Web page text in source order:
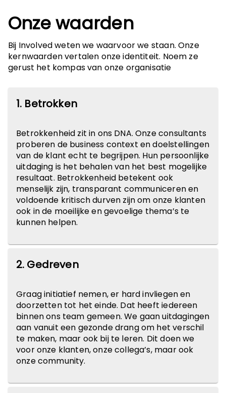
Onze waarden
Bij Involved weten we waarvoor we staan. Onze
kernwaarden vertalen onze identiteit. Noem ze
gerust het kompas van onze organisatie
1. Betrokken
Betrokkenheid zit in ons DNA. Onze consultants
proberen de business context en doelstellingen
van de klant echt te begrijpen. Hun persoonlijke
uitdaging is het behalen van het best mogelijke
resultaat. Betrokkenheid betekent ook
menselijk zijn, transparant communiceren en
voldoende kritisch durven zijn om onze klanten
ook in de moeilijke en gevoelige thema’s te
kunnen helpen.
2. Gedreven
Graag initiatief nemen, er hard invliegen en
doorzetten tot het einde. Dat heeft iedereen
binnen ons team gemeen. We gaan uitdagingen
aan vanuit een gezonde drang om het verschil
te maken, maar ook bij te leren. Dit doen we
voor onze klanten, onze collega’s, maar ook
onze community.